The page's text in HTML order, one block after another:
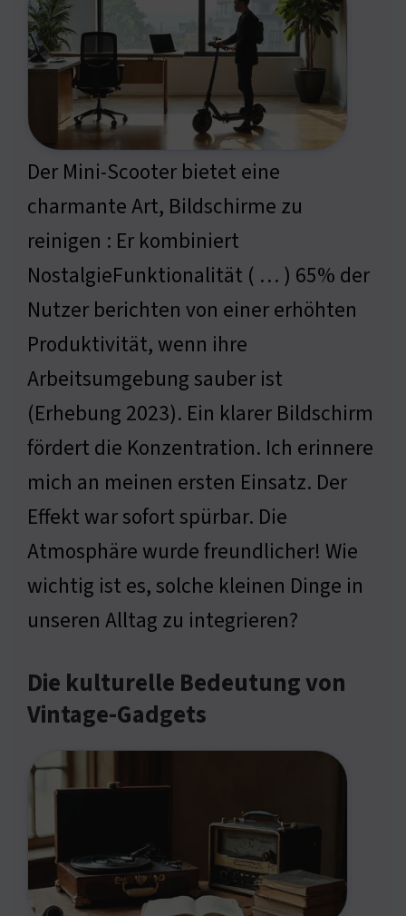
Der Mini-Scooter bietet eine
charmante Art, Bildschirme zu
reinigen : Er kombiniert
NostalgieFunktionalität ( … ) 65% der
Nutzer berichten von einer erhöhten
Produktivität, wenn ihre
Arbeitsumgebung sauber ist
(Erhebung 2023). Ein klarer Bildschirm
fördert die Konzentration. Ich erinnere
mich an meinen ersten Einsatz. Der
Effekt war sofort spürbar. Die
Atmosphäre wurde freundlicher! Wie
wichtig ist es, solche kleinen Dinge in
unseren Alltag zu integrieren?
Die kulturelle Bedeutung von
Vintage-Gadgets